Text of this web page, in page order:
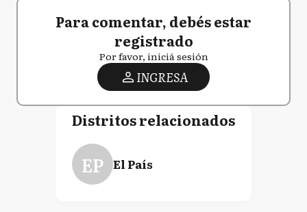
Para comentar, debés estar
registrado
Por favor, iniciá sesión
INGRESA
Distritos relacionados
EP El País